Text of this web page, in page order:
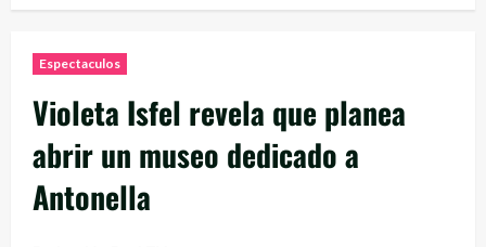
Espectaculos
Violeta Isfel revela que planea
abrir un museo dedicado a
Antonella